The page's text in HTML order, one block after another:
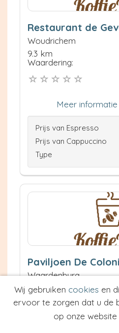
Restaurant de
Woudrichem
9.3 km
Waardering:
Meer informatie
Prijs van Espresso
Prijs van Cappuccino
Type
Paviljoen De
Waardenburg
10.2 km
Waardering:
Wij gebruiken cookies en
ervoor te zorgen dat u de
op onze website